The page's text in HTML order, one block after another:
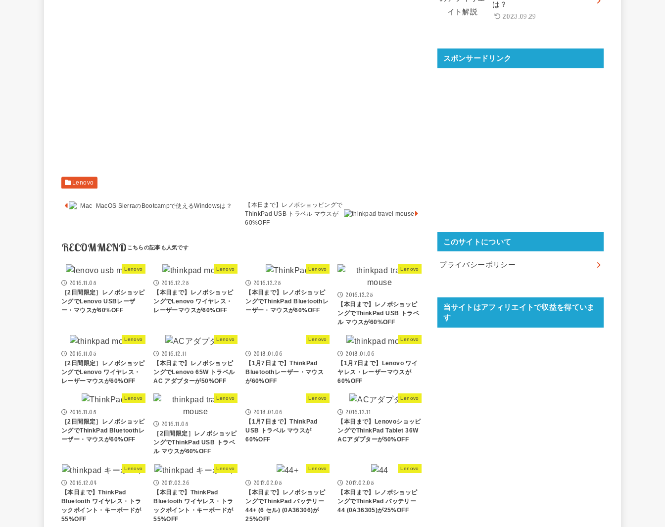
Lenovo
MacOS SierraのBootcampで使えるWindowsは？
【本日まで】レノボショッピングで
ThinkPad USB トラベル マウスが
60%OFF
RECOMMEND
Lenovo
2016.11.05
［2日間限定］レノボショッピ
ングでLenovo USBレーザ
ー・マウスが60%OFF
Lenovo
2016.12.25
【本日まで】レノボショッピ
ングでLenovo ワイヤレス・
レーザーマウスが60%OFF
Lenovo
2016.12.25
【本日まで】レノボショッピ
ングでThinkPad Bluetoothレ
ーザー・マウスが60%OFF
Lenovo
2016.12.25
【本日まで】レノボショッピ
ングでThinkPad USB トラベ
ル マウスが60%OFF
Lenovo
2016.11.05
［2日間限定］レノボショッピ
ングでLenovo ワイヤレス・
レーザーマウスが60%OFF
Lenovo
2016.12.11
【本日まで】レノボショッピ
ングでLenovo 65W トラベル
AC アダプターが50%OFF
Lenovo
2018.01.06
【1月7日まで】ThinkPad
Bluetoothレーザー・マウス
が60%OFF
Lenovo
2018.01.06
【1月7日まで】Lenovo ワイ
ヤレス・レーザーマウスが
60%OFF
Lenovo
2016.11.05
［2日間限定］レノボショッピ
ングでThinkPad Bluetoothレ
ーザー・マウスが60%OFF
Lenovo
2016.11.05
［2日間限定］レノボショッピ
ングでThinkPad USB トラベ
ル マウスが60%OFF
Lenovo
2018.01.06
【1月7日まで】ThinkPad
USB トラベル マウスが
60%OFF
Lenovo
2016.12.11
【本日まで】Lenovoショッピ
ングでThinkPad Tablet 36W
ACアダプターが50%OFF
Lenovo
2016.12.04
【本日まで】ThinkPad
Bluetooth ワイヤレス・トラ
ックポイント・キーボードが
55%OFF
Lenovo
2017.02.26
【本日まで】ThinkPad
Bluetooth ワイヤレス・トラ
ックポイント・キーボードが
55%OFF
Lenovo
2017.02.05
【本日まで】レノボショッピ
ングでThinkPad バッテリー
44+ (6 セル) (0A36306)が
25%OFF
Lenovo
2017.02.05
【本日まで】レノボショッピ
ングでThinkPad バッテリー
44 (0A36305)が25%OFF
は？
2023.09.29
スポンサードリンク
このサイトについて
プライバシーポリシー
当サイトはアフィリエイトで収益を得ていま
す